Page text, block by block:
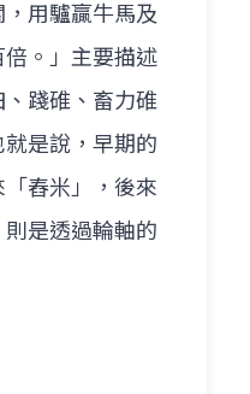
用驢贏牛馬及
。」主要描述
踐碓、畜力碓
是說，早期的
舂米」，後來
是透過輪軸的